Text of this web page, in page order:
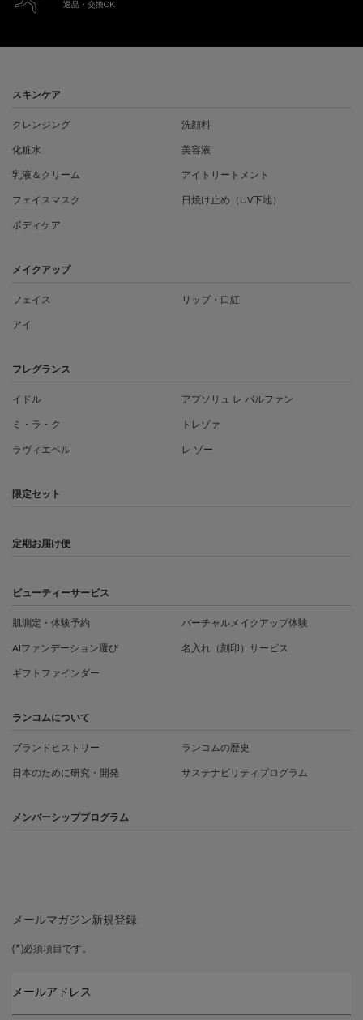
返品・交換OK
スキンケア
クレンジング 洗顔料
化粧水 美容液
乳液＆クリーム アイトリートメント
フェイスマスク 日焼け止め（UV下地）
ボディケア
メイクアップ
フェイス リップ・口紅
アイ
フレグランス
イドル アプソリュ レ パルファン
ミ・ラ・ク トレゾァ
ラヴィエベル レ ゾー
限定セット
定期お届け便
ビューティーサービス
肌測定・体験予約 バーチャルメイクアップ体験
AIファンデーション選び 名入れ（刻印）サービス
ギフトファインダー
ランコムについて
ブランドヒストリー ランコムの歴史
日本のために研究・開発 サステナビリティプログラム
メンバーシッププログラム
メールマガジン新規登録
(*)必須項目です。
メールアドレス